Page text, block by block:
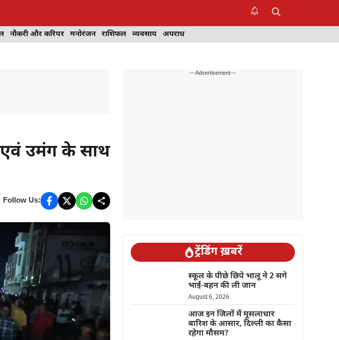
नौकरी और करियर मनोरंजन राशिफल व्यवसाय अपराध
एवं उमंग के साथ
Follow Us:
---Advertisement---
ट्रेंडिंग ख़बरें
स्कूल के पीछे छिपे भालू ने 2 सगे
भाई-बहन की ली जान
August 6, 2026
आज इन जिलों में मूसलाधार
बारिश के आसार, दिल्ली का कैसा
रहेगा मौसम?